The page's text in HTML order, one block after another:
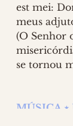
est mei:
meus
(O Senhor
se tornou
MÚSICA ⋆